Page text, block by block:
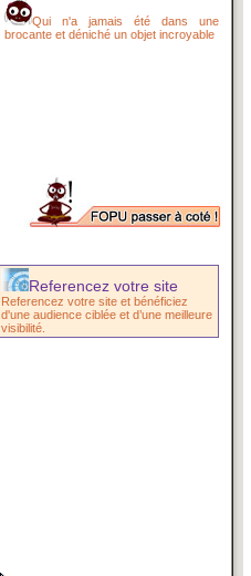
Qui n'a jamais été dans une
brocante et déniché un objet incroyable
Referencez votre site
Referencez votre site et bénéficiez
d'une audience ciblée et d’une meilleure
visibilité.